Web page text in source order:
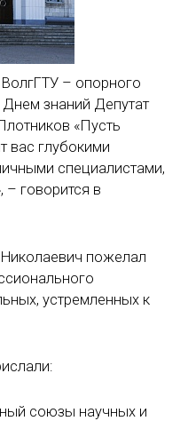
ВолгГТУ – опорного
Днем знаний Депутат
«Пусть
вас глубокими
специалистами,
– говорится в
пожелал
устремленных к
союзы научных и